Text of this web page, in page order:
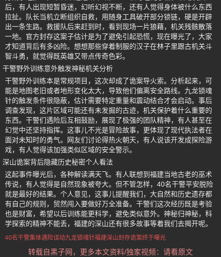
后，有人出现短暂昏迷，幻听幻视不断，还有人觉得身体被什么东西
拉扯。队长当机立断组织自救，用随身工具破开部分锁链，硬是开辟
出一条生路。救援队后来赶到时，看到现场一片狼藉，机关残骸散落
一地。官方封存这案子估计是为了避免引起恐慌，现在曝光了，大家
才知道背后有多凶险。想想那些穿着制服的汉子在林子里跟古机关斗
智斗勇，就觉得既英雄又带点传奇色彩。
干警野外训练意外触发神秘机关分析
干警野外训练本是常规项目，这次却成了诡案导火索。分析起来，可
能是地图老旧或者地形变化太大，导致他们偏离安全路线。九龙锁魂
针的触发条件很隐蔽，估计需要特定重量和震动结合才会启动。事后
调查发现，这片区域可能还有未发掘的古迹，机关保护着什么重要的
东西。干警们遇险后互相鼓励，展现了极强的团队精神，有人甚至在
幻觉中还坚持指挥。这事儿不光是冒险故事，更体现了现代执法者在
面对未知时的勇气。网友们讨论得热火朝天，有人说该开发成探险游
戏，有人觉得该加强类似区域的安全警示。
深山诡案背后隐藏历史秘密个人看法
这起事件曝光后，各种解读满天飞。有人联想到福建当地古老的巫术
传说，有人觉得是自然现象被夸大。但不管怎样，40名干警平安脱险
就是最好的结果。个人意见，这事儿提醒我们，大自然和历史遗存都
有自己的规则，贸然闯入要做好万全准备。干警们这次经历既是考验
也是财富，希望以后训练能更科学，避免类似意外。神秘归神秘，科
学探索的精神不能丢，福建的深山还有很多故事等着我们去揭开呢。
40名干警集体遇险误动九龙锁魂针福建深山封存诡案终于曝光
转载自黑子网，更多本文资料/独家视频：请看原文